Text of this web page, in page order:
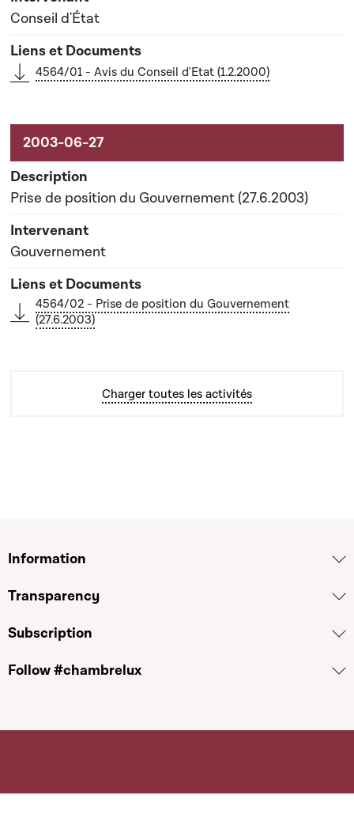
Conseil d'État
4564/01 - Avis du Conseil d'Etat (1.2.2000)
Prise de position du Gouvernement (27.6.2003)
Gouvernement
4564/02 - Prise de position du Gouvernement
(27.6.2003)
Charger toutes les activités
Information
Transparency
Subscription
Follow #chambrelux